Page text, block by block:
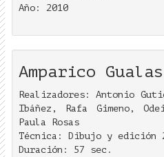
Año: 2010
Amparico Gualas
Realizadores: Antonio
Ibáñez, Rafa Gimeno,
Paula Rosas
Técnica: Dibujo y edición
Duración: 57 sec.